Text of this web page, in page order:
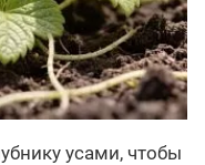
усами, чтобы